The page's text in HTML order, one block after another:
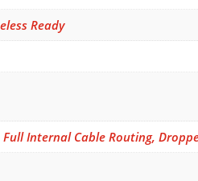
Ready
Internal Cable Routing,